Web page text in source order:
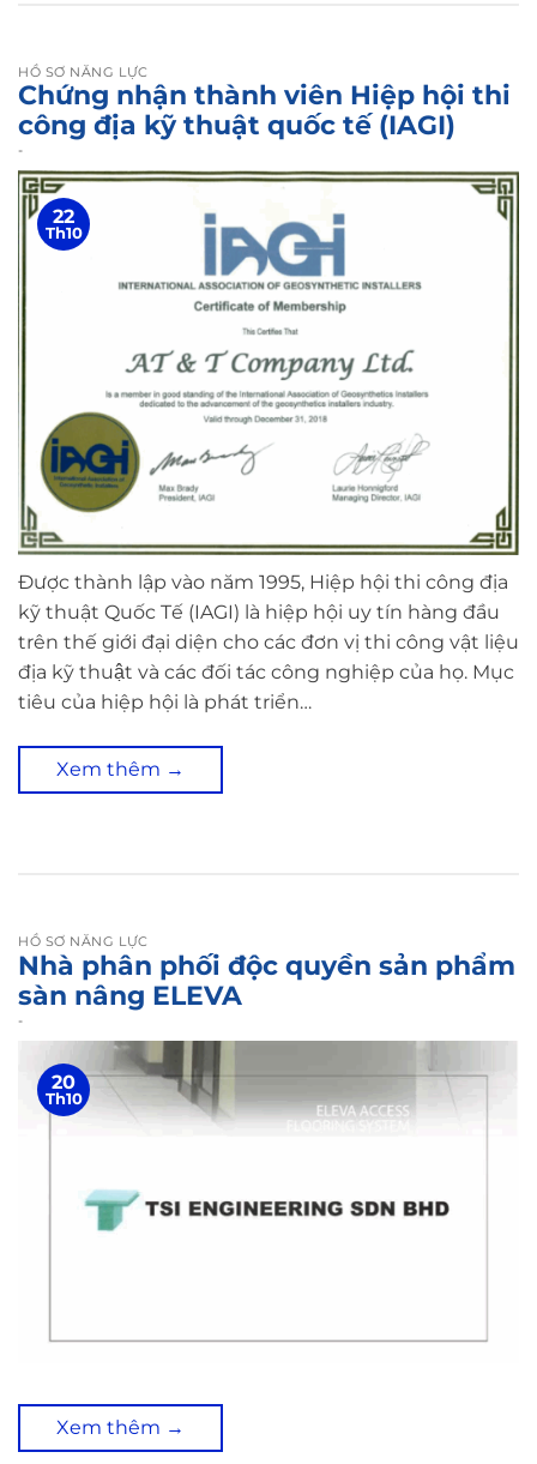
HỒ SƠ NĂNG LỰC
Chứng nhận thành viên Hiệp hội thi
công địa kỹ thuật quốc tế (IAGI)
-
22
Th10
Được thành lập vào năm 1995, Hiệp hội thi công địa
kỹ thuật Quốc Tế (IAGI) là hiệp hội uy tín hàng đầu
trên thế giới đại diện cho các đơn vị thi công vật liệu
địa kỹ thuật và các đối tác công nghiệp của họ. Mục
tiêu của hiệp hội là phát triển…
Xem thêm →
HỒ SƠ NĂNG LỰC
Nhà phân phối độc quyền sản phẩm
sàn nâng ELEVA
-
20
Th10
Xem thêm →